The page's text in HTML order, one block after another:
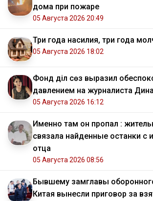
дома при пожаре
05 Августа 2026 20:49
Три года насилия, три года
05 Августа 2026 18:02
Фонд Әділ сөз выразил
давлением на журналиста
05 Августа 2026 16:12
Именно там он пропал :
связала найденные останки с
отца
05 Августа 2026 08:56
Бывшему замглавы
Китая вынесли приговор за